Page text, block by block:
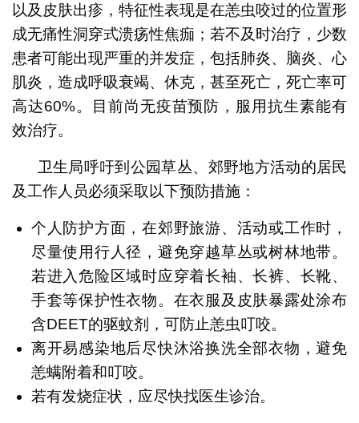
以及皮肤出疹，特征性表现是在恙虫咬过的位置形
成无痛性洞穿式溃疡性焦痂；若不及时治疗，少数
患者可能出现严重的并发症，包括肺炎、脑炎、心
肌炎，造成呼吸衰竭、休克，甚至死亡，死亡率可
高达60%。目前尚无疫苗预防，服用抗生素能有
效治疗。
卫生局呼吁到公园草丛、郊野地方活动的居民
及工作人员必须采取以下预防措施：
个人防护方面，在郊野旅游、活动或工作时，
尽量使用行人径，避免穿越草丛或树林地带。
若进入危险区域时应穿着长袖、长裤、长靴、
手套等保护性衣物。在衣服及皮肤暴露处涂布
含DEET的驱蚊剂，可防止恙虫叮咬。
离开易感染地后尽快沐浴换洗全部衣物，避免
恙螨附着和叮咬。
若有发烧症状，应尽快找医生诊治。